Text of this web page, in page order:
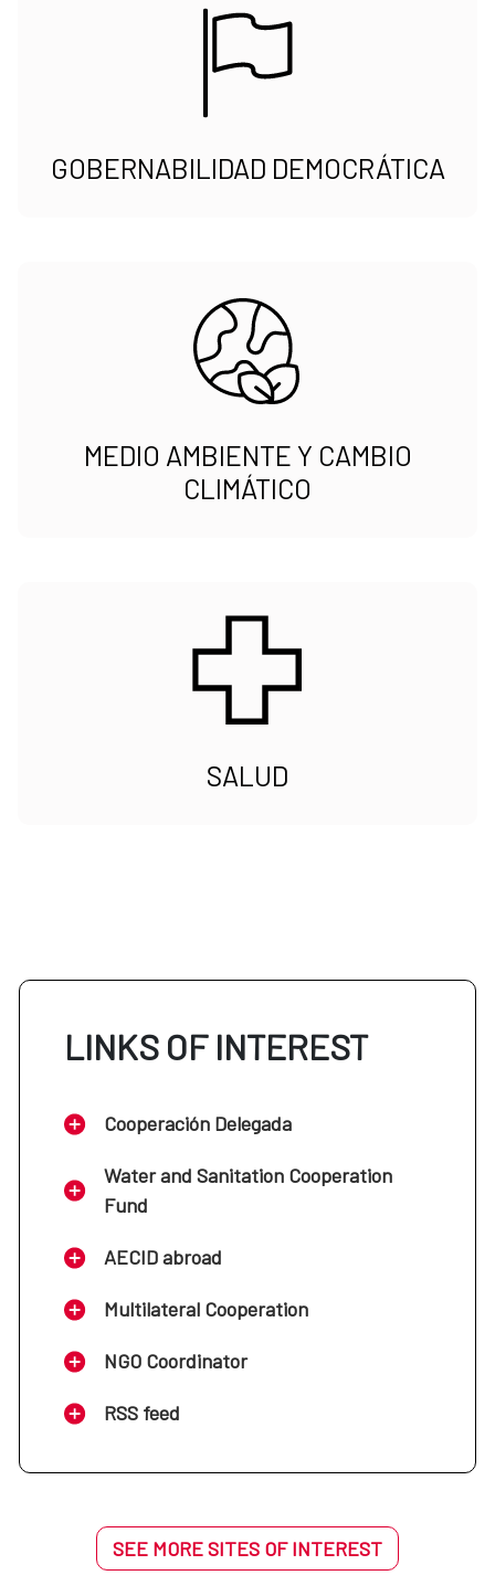
GOBERNABILIDAD DEMOCRÁTICA
MEDIO AMBIENTE Y CAMBIO
CLIMÁTICO
SALUD
LINKS OF INTEREST
Cooperación Delegada
Water and Sanitation Cooperation
Fund
AECID abroad
Multilateral Cooperation
NGO Coordinator
RSS feed
SEE MORE SITES OF INTEREST